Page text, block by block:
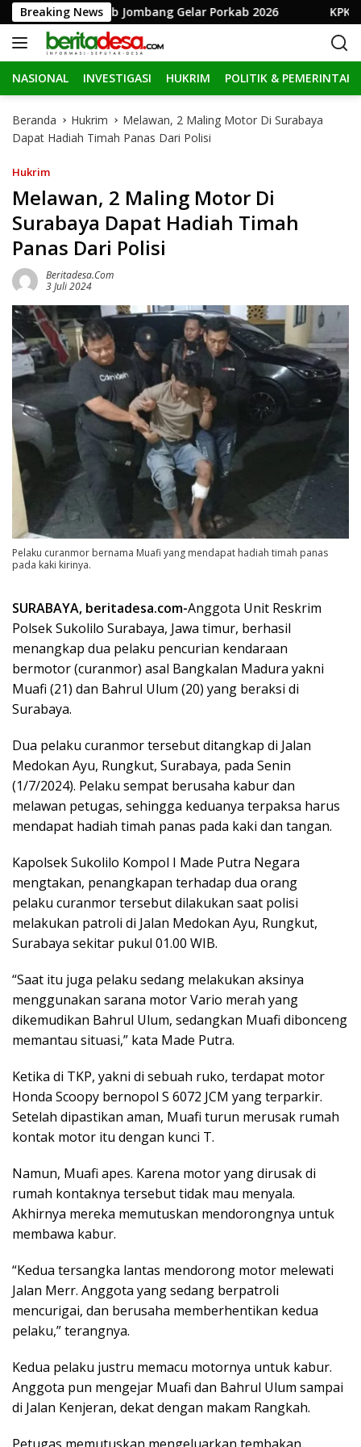
a
g
u
Breaking News
RI, Pemkab Jombang Gelar Porkab 2026 KPK
NASIONAL INVESTIGASI HUKRIM POLITIK & PEMERINTAH
Beranda Hukrim
Melawan, 2 Maling Motor Di Surabaya
Dapat Hadiah Timah Panas Dari Polisi
Hukrim
Melawan, 2 Maling Motor Di
Surabaya Dapat Hadiah Timah
Panas Dari Polisi
Beritadesa.com
3 Juli 2024
Pelaku curanmor bernama Muafi yang mendapat hadiah timah panas
pada kaki kirinya.
SURABAYA, beritadesa.com-Anggota Unit Reskrim
Polsek Sukolilo Surabaya, Jawa timur, berhasil
menangkap dua pelaku pencurian kendaraan
bermotor (curanmor) asal Bangkalan Madura yakni
Muafi (21) dan Bahrul Ulum (20) yang beraksi di
Surabaya.
Dua pelaku curanmor tersebut ditangkap di Jalan
Medokan Ayu, Rungkut, Surabaya, pada Senin
(1/7/2024). Pelaku sempat berusaha kabur dan
melawan petugas, sehingga keduanya terpaksa harus
mendapat hadiah timah panas pada kaki dan tangan.
Kapolsek Sukolilo Kompol I Made Putra Negara
mengtakan, penangkapan terhadap dua orang
pelaku curanmor tersebut dilakukan saat polisi
melakukan patroli di Jalan Medokan Ayu, Rungkut,
Surabaya sekitar pukul 01.00 WIB.
“Saat itu juga pelaku sedang melakukan aksinya
menggunakan sarana motor Vario merah yang
dikemudikan Bahrul Ulum, sedangkan Muafi dibonceng
memantau situasi,” kata Made Putra.
Ketika di TKP, yakni di sebuah ruko, terdapat motor
Honda Scoopy bernopol S 6072 JCM yang terparkir.
Setelah dipastikan aman, Muafi turun merusak rumah
kontak motor itu dengan kunci T.
Namun, Muafi apes. Karena motor yang dirusak di
rumah kontaknya tersebut tidak mau menyala.
Akhirnya mereka memutuskan mendorongnya untuk
membawa kabur.
“Kedua tersangka lantas mendorong motor melewati
Jalan Merr. Anggota yang sedang berpatroli
mencurigai, dan berusaha memberhentikan kedua
pelaku,” terangnya.
Kedua pelaku justru memacu motornya untuk kabur.
Anggota pun mengejar Muafi dan Bahrul Ulum sampai
di Jalan Kenjeran, dekat dengan makam Rangkah.